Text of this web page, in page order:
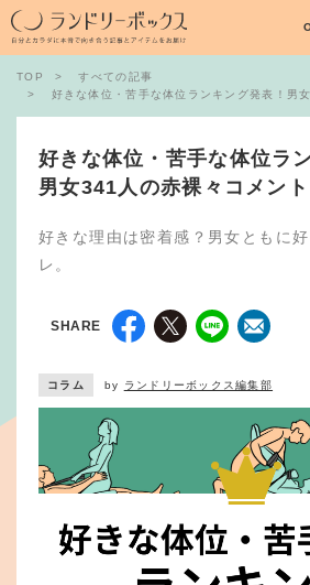
TOP
すべての記事
好きな体位・苦手な体位ランキング発表！男
好きな体位・苦手な体位ラ
男女341人の赤裸々コメント
好きな理由は密着感？男女ともに
レ。
SHARE
コラム by ランドリーボックス編集部